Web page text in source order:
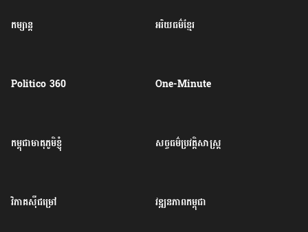
កម្សាន្ត អរិយធម៌ខ្មែរ
Politico 360 One-Minute
កម្ពុជាមាតុភូមិខ្ញុំ សច្ចធម៌ប្រវត្តិសាស្ត្រ
វិភាគសុីជម្រៅ វឌ្ឍនភាពកម្ពុជា